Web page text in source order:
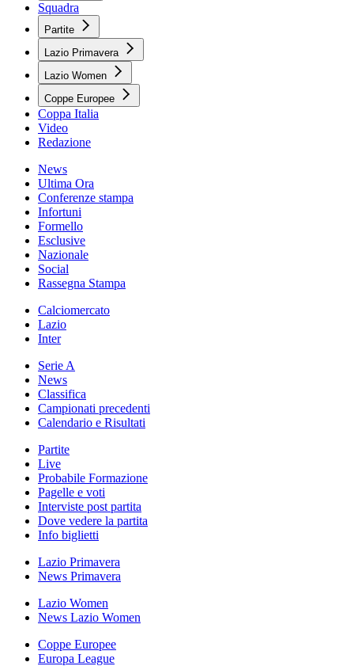
Squadra
Partite
Lazio Primavera
Lazio Women
Coppe Europee
Coppa Italia
Video
Redazione
News
Ultima Ora
Conferenze stampa
Infortuni
Formello
Esclusive
Nazionale
Social
Rassegna Stampa
Calciomercato
Lazio
Inter
Serie A
News
Classifica
Campionati precedenti
Calendario e Risultati
Partite
Live
Probabile Formazione
Pagelle e voti
Interviste post partita
Dove vedere la partita
Info biglietti
Lazio Primavera
News Primavera
Lazio Women
News Lazio Women
Coppe Europee
Europa League